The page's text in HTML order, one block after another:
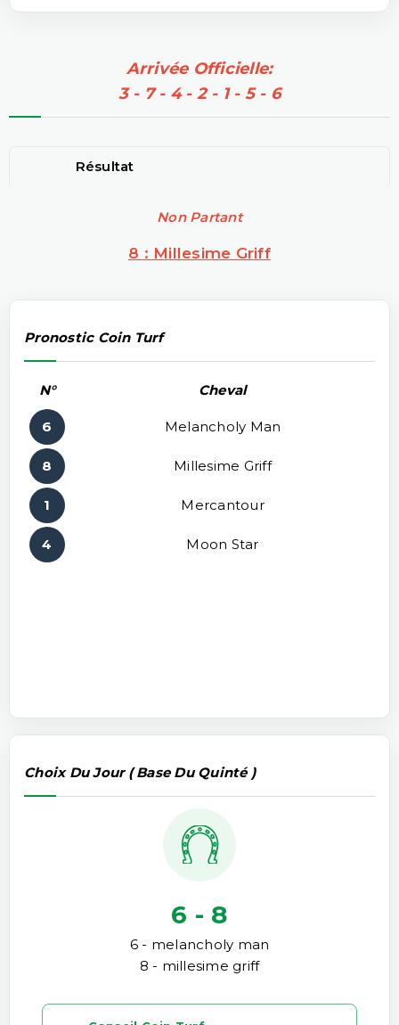
Arrivée Officielle:
3 - 7 - 4 - 2 - 1 - 5 - 6
Résultat
Non Partant
8 : Millesime Griff
Pronostic Coin Turf
N° Cheval
6 Melancholy Man
8 Millesime Griff
1 Mercantour
4 Moon Star
Choix Du Jour ( Base Du Quinté )
6 - 8
6 - melancholy man
8 - millesime griff